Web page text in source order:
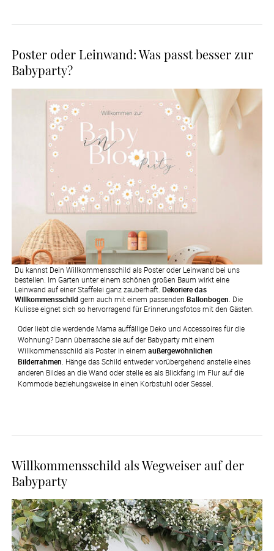
Poster oder Leinwand: Was passt besser zur
Babyparty?
Du kannst Dein Willkommensschild als Poster oder Leinwand bei uns
bestellen. Im Garten unter einem schönen großen Baum wirkt eine
Leinwand auf einer Staffelei ganz zauberhaft. Dekoriere das
Willkommensschild gern auch mit einem passenden Ballonbogen . Die
Kulisse eignet sich so hervorragend für Erinnerungsfotos mit den Gästen.
Oder liebt die werdende Mama auffällige Deko und Accessoires für die
Wohnung? Dann überrasche sie auf der Babyparty mit einem
Willkommensschild als Poster in einem außergewöhnlichen
Bilderrahmen . Hänge das Schild entweder vorübergehend anstelle eines
anderen Bildes an die Wand oder stelle es als Blickfang im Flur auf die
Kommode beziehungsweise in einen Korbstuhl oder Sessel.
Willkommensschild als Wegweiser auf der
Babyparty